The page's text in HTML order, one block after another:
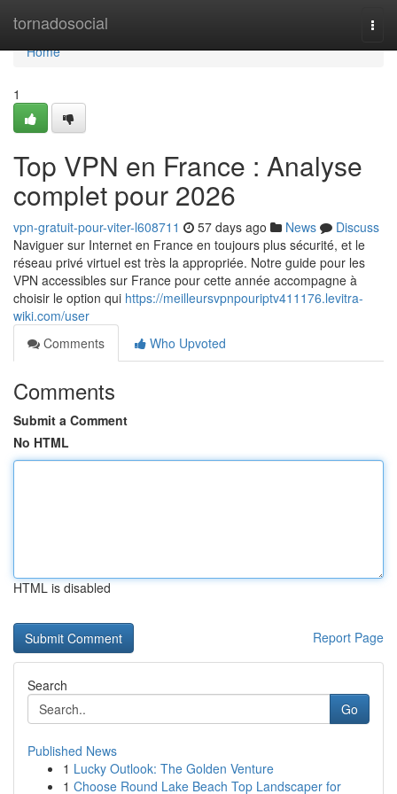
tornadosocial
Home
Home
1
Top VPN en France : Analyse
complet pour 2026
vpn-gratuit-pour-viter-l608711 57 days ago News
Discuss
Naviguer sur Internet en France en toujours plus sécurité, et le
réseau privé virtuel est très la appropriée. Notre guide pour les
VPN accessibles sur France pour cette année accompagne à
choisir le option qui https://meilleursvpnpouriptv411176.levitra-
wiki.com/user
Comments
Who Upvoted
Comments
Submit a Comment
No HTML
HTML is disabled
Report Page
Search
Go
Published News
1 Lucky Outlook: The Golden Venture
1 Choose Round Lake Beach Top Landscaper for